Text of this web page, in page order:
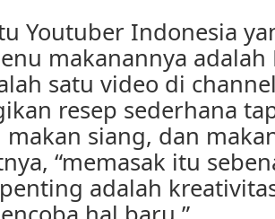
Youtuber Indonesia
makanannya adalah
satu video di
resep sederhana
makan siang, dan
“memasak itu
adalah